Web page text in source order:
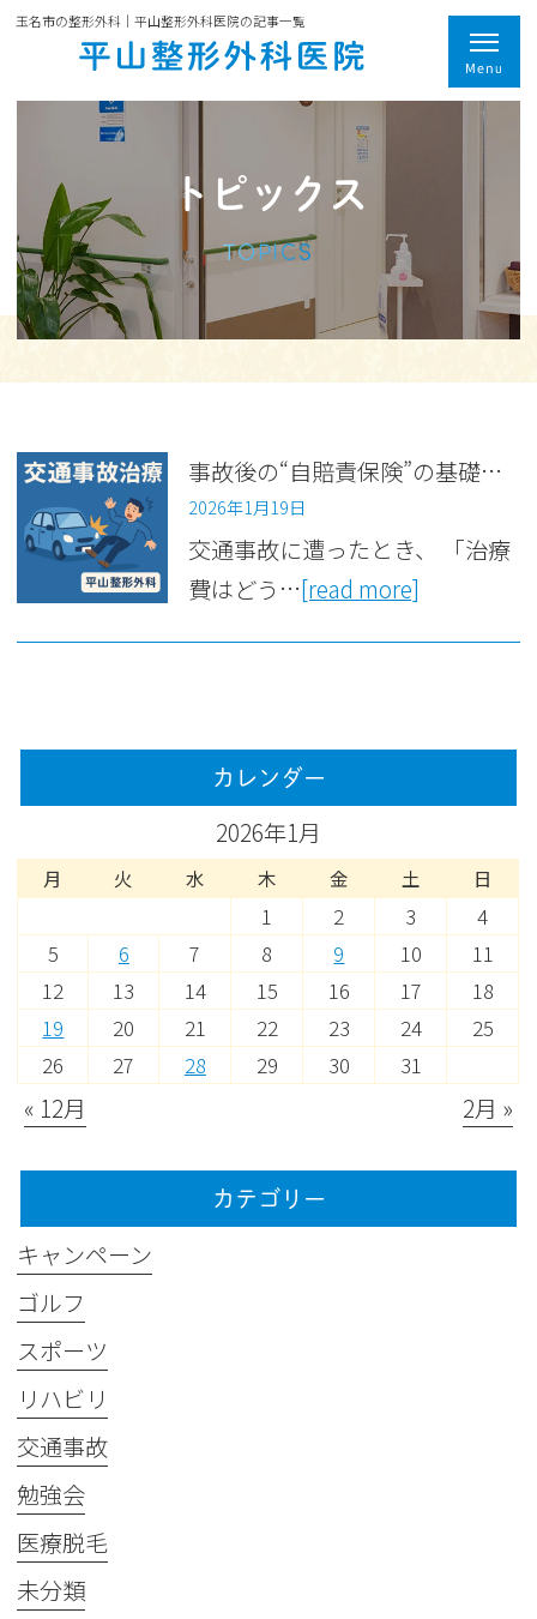
玉名市の整形外科｜平山整形外科医院の記事一覧
トピックス
TOPICS
事故後の“自賠責保険”の基礎知識【交通事故シリーズ第１９回】
2026年1月19日
交通事故に遭ったとき、 「治療
費はどう…[read more]
カレンダー
2026年1月
月 火 水 木 金 土 日
1 2 3
4
5
6 7 8 9 10
11
12
13 14 15 16 17
18
19
20 21 22 23 24
25
26
27 28 29 30 31
« 12月 2月 »
カテゴリー
キャンペーン
ゴルフ
スポーツ
リハビリ
交通事故
勉強会
医療脱毛
未分類